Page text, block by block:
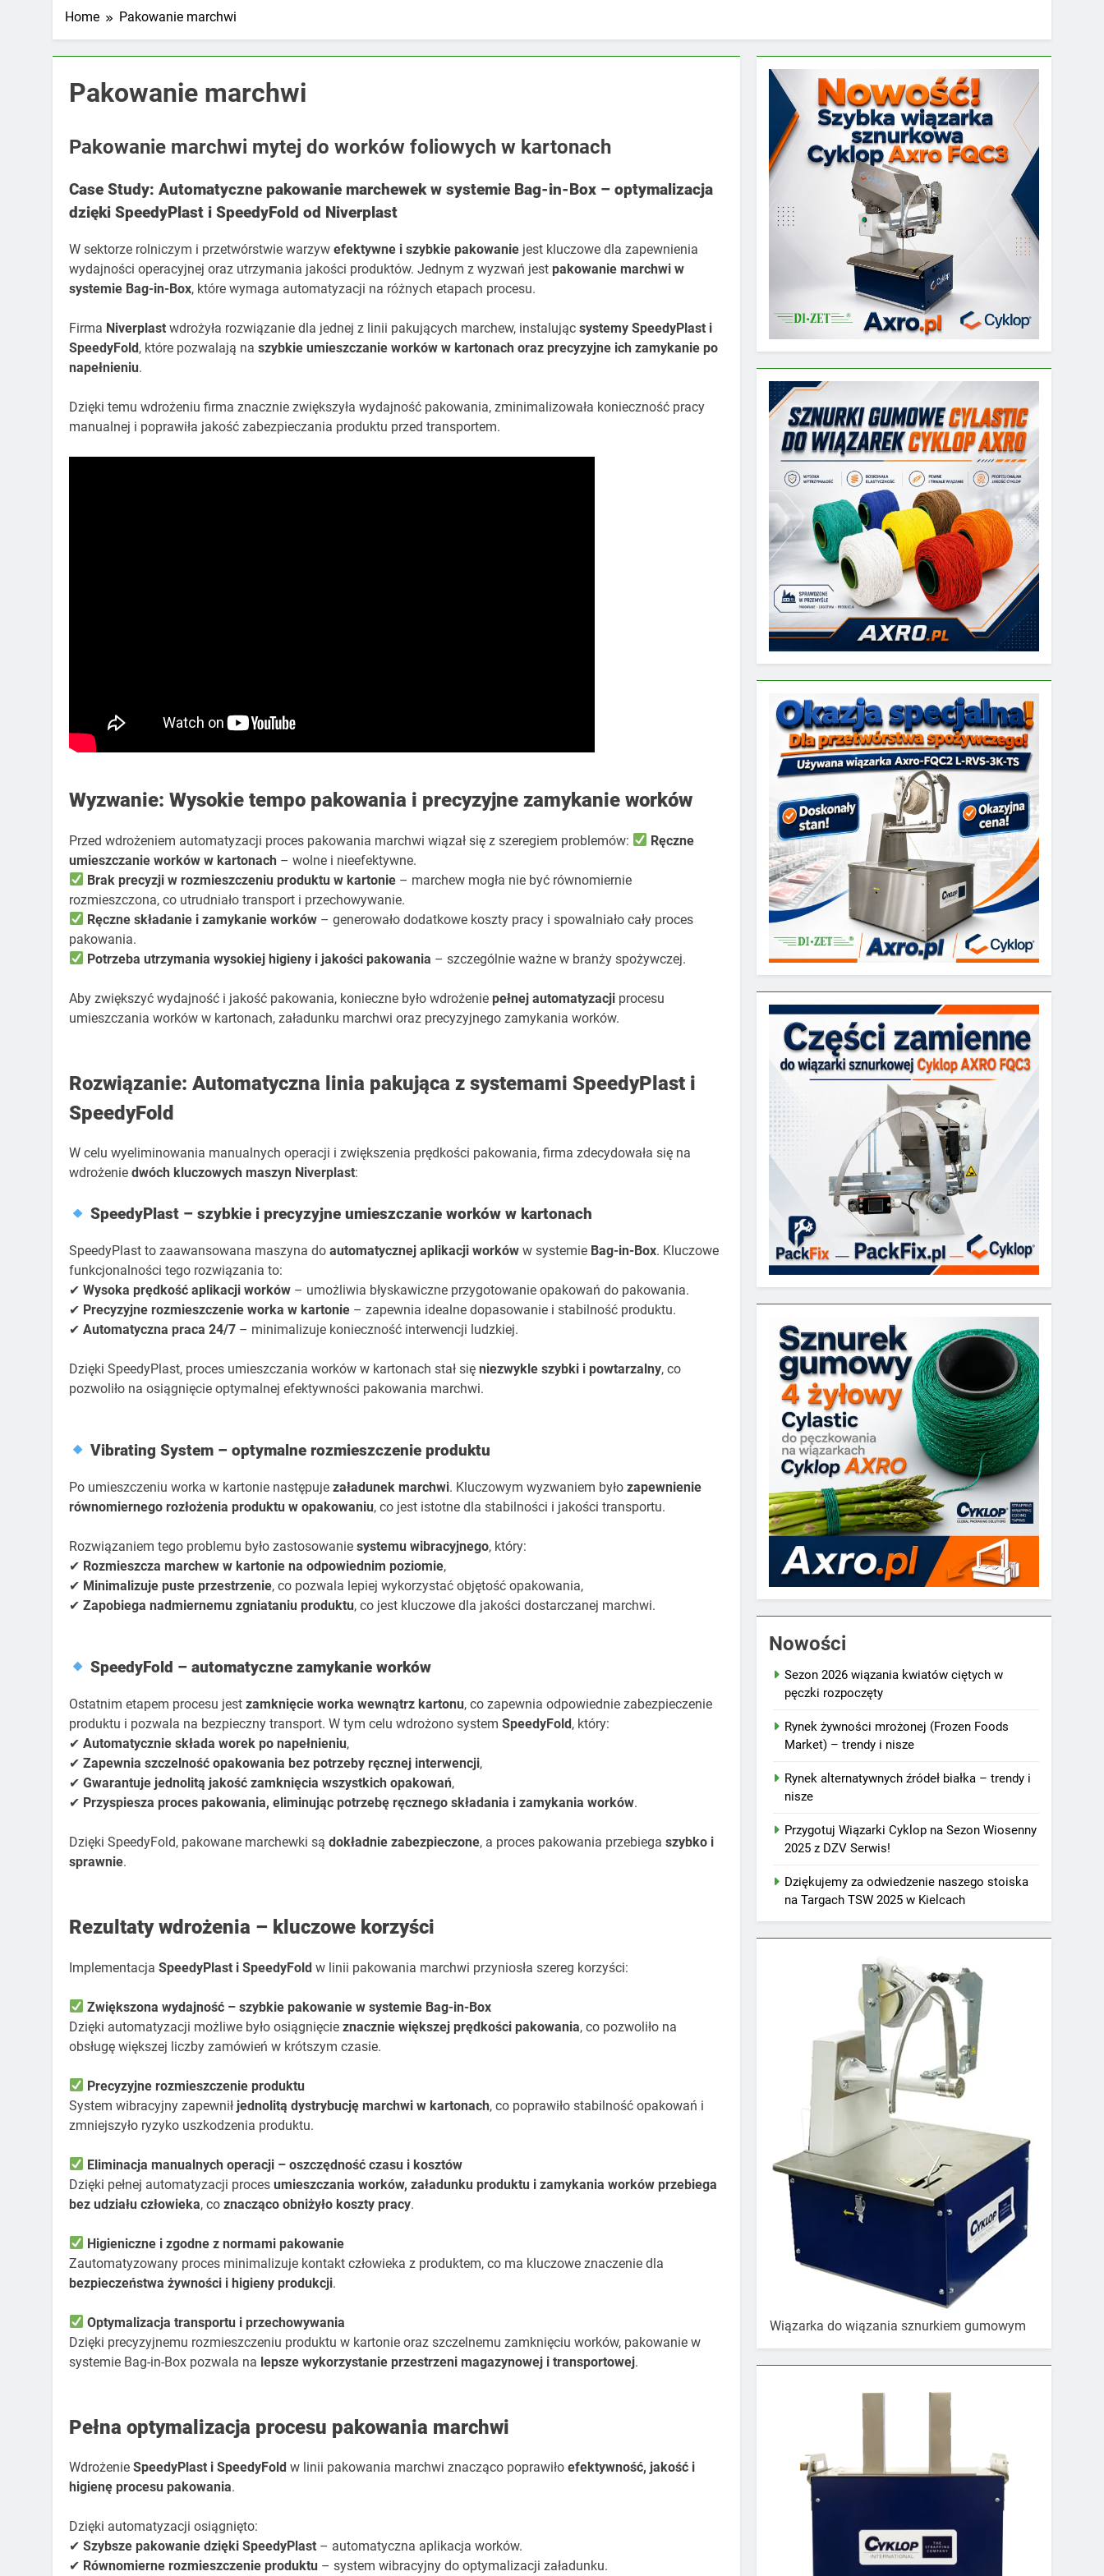
Home Pakowanie marchwi
Pakowanie marchwi
Pakowanie marchwi mytej do worków foliowych w kartonach
Case Study: Automatyczne pakowanie marchewek w systemie Bag-in-Box – optymalizacja
dzięki SpeedyPlast i SpeedyFold od Niverplast
W sektorze rolniczym i przetwórstwie warzyw efektywne i szybkie pakowanie jest kluczowe dla zapewnienia
wydajności operacyjnej oraz utrzymania jakości produktów. Jednym z wyzwań jest pakowanie marchwi w
systemie Bag-in-Box, które wymaga automatyzacji na różnych etapach procesu.
Firma Niverplast wdrożyła rozwiązanie dla jednej z linii pakujących marchew, instalując systemy SpeedyPlast i
SpeedyFold, które pozwalają na szybkie umieszczanie worków w kartonach oraz precyzyjne ich zamykanie po
napełnieniu.
Dzięki temu wdrożeniu firma znacznie zwiększyła wydajność pakowania, zminimalizowała konieczność pracy
manualnej i poprawiła jakość zabezpieczania produktu przed transportem.
Wyzwanie: Wysokie tempo pakowania i precyzyjne zamykanie worków
Przed wdrożeniem automatyzacji proces pakowania marchwi wiązał się z szeregiem problemów:
Ręczne
umieszczanie worków w kartonach – wolne i nieefektywne.
Brak precyzji w rozmieszczeniu produktu w kartonie – marchew mogła nie być równomiernie
rozmieszczona, co utrudniało transport i przechowywanie.
Ręczne składanie i zamykanie worków – generowało dodatkowe koszty pracy i spowalniało cały proces
pakowania.
Potrzeba utrzymania wysokiej higieny i jakości pakowania – szczególnie ważne w branży spożywczej.
Aby zwiększyć wydajność i jakość pakowania, konieczne było wdrożenie pełnej automatyzacji procesu
umieszczania worków w kartonach, załadunku marchwi oraz precyzyjnego zamykania worków.
Rozwiązanie: Automatyczna linia pakująca z systemami SpeedyPlast i
SpeedyFold
W celu wyeliminowania manualnych operacji i zwiększenia prędkości pakowania, firma zdecydowała się na
wdrożenie dwóch kluczowych maszyn Niverplast:
SpeedyPlast – szybkie i precyzyjne umieszczanie worków w kartonach
SpeedyPlast to zaawansowana maszyna do automatycznej aplikacji worków w systemie Bag-in-Box. Kluczowe
funkcjonalności tego rozwiązania to:
✔ Wysoka prędkość aplikacji worków – umożliwia błyskawiczne przygotowanie opakowań do pakowania.
✔ Precyzyjne rozmieszczenie worka w kartonie – zapewnia idealne dopasowanie i stabilność produktu.
✔ Automatyczna praca 24/7 – minimalizuje konieczność interwencji ludzkiej.
Dzięki SpeedyPlast, proces umieszczania worków w kartonach stał się niezwykle szybki i powtarzalny, co
pozwoliło na osiągnięcie optymalnej efektywności pakowania marchwi.
Vibrating System – optymalne rozmieszczenie produktu
Po umieszczeniu worka w kartonie następuje załadunek marchwi. Kluczowym wyzwaniem było zapewnienie
równomiernego rozłożenia produktu w opakowaniu, co jest istotne dla stabilności i jakości transportu.
Rozwiązaniem tego problemu było zastosowanie systemu wibracyjnego, który:
✔ Rozmieszcza marchew w kartonie na odpowiednim poziomie,
✔ Minimalizuje puste przestrzenie, co pozwala lepiej wykorzystać objętość opakowania,
✔ Zapobiega nadmiernemu zgniataniu produktu, co jest kluczowe dla jakości dostarczanej marchwi.
SpeedyFold – automatyczne zamykanie worków
Ostatnim etapem procesu jest zamknięcie worka wewnątrz kartonu, co zapewnia odpowiednie zabezpieczenie
produktu i pozwala na bezpieczny transport. W tym celu wdrożono system SpeedyFold, który:
✔ Automatycznie składa worek po napełnieniu,
✔ Zapewnia szczelność opakowania bez potrzeby ręcznej interwencji,
✔ Gwarantuje jednolitą jakość zamknięcia wszystkich opakowań,
✔ Przyspiesza proces pakowania, eliminując potrzebę ręcznego składania i zamykania worków.
Dzięki SpeedyFold, pakowane marchewki są dokładnie zabezpieczone, a proces pakowania przebiega szybko i
sprawnie.
Rezultaty wdrożenia – kluczowe korzyści
Implementacja SpeedyPlast i SpeedyFold w linii pakowania marchwi przyniosła szereg korzyści:
Zwiększona wydajność – szybkie pakowanie w systemie Bag-in-Box
Dzięki automatyzacji możliwe było osiągnięcie znacznie większej prędkości pakowania, co pozwoliło na
obsługę większej liczby zamówień w krótszym czasie.
Precyzyjne rozmieszczenie produktu
System wibracyjny zapewnił jednolitą dystrybucję marchwi w kartonach, co poprawiło stabilność opakowań i
zmniejszyło ryzyko uszkodzenia produktu.
Eliminacja manualnych operacji – oszczędność czasu i kosztów
Dzięki pełnej automatyzacji proces umieszczania worków, załadunku produktu i zamykania worków przebiega
bez udziału człowieka, co znacząco obniżyło koszty pracy.
Higieniczne i zgodne z normami pakowanie
Zautomatyzowany proces minimalizuje kontakt człowieka z produktem, co ma kluczowe znaczenie dla
bezpieczeństwa żywności i higieny produkcji.
Optymalizacja transportu i przechowywania
Dzięki precyzyjnemu rozmieszczeniu produktu w kartonie oraz szczelnemu zamknięciu worków, pakowanie w
systemie Bag-in-Box pozwala na lepsze wykorzystanie przestrzeni magazynowej i transportowej.
Pełna optymalizacja procesu pakowania marchwi
Wdrożenie SpeedyPlast i SpeedyFold w linii pakowania marchwi znacząco poprawiło efektywność, jakość i
higienę procesu pakowania.
Dzięki automatyzacji osiągnięto:
✔ Szybsze pakowanie dzięki SpeedyPlast – automatyczna aplikacja worków.
✔ Równomierne rozmieszczenie produktu – system wibracyjny do optymalizacji załadunku.
Nowości
Sezon 2026 wiązania kwiatów ciętych w
pęczki rozpoczęty
Rynek żywności mrożonej (Frozen Foods
Market) – trendy i nisze
Rynek alternatywnych źródeł białka – trendy i
nisze
Przygotuj Wiązarki Cyklop na Sezon Wiosenny
2025 z DZV Serwis!
Dziękujemy za odwiedzenie naszego stoiska
na Targach TSW 2025 w Kielcach
Wiązarka do wiązania sznurkiem gumowym